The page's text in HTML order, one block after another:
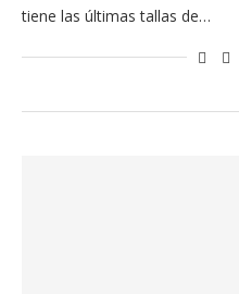
tiene las últimas tallas de…